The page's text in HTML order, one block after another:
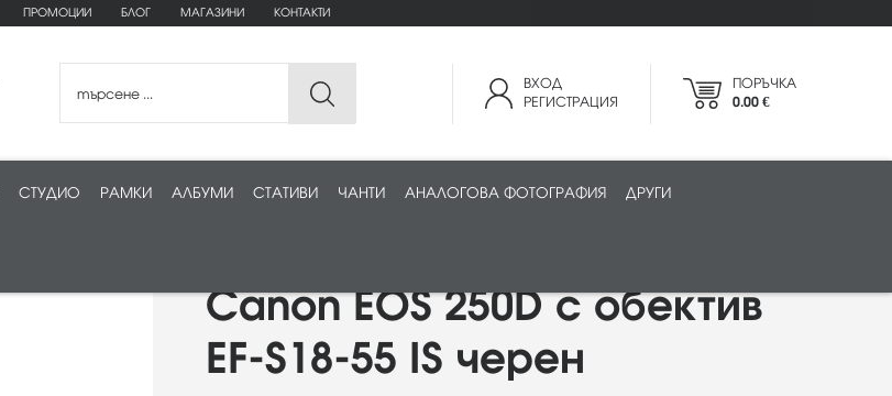
ПРОМОЦИИ БЛОГ МАГАЗИНИ КОНТАКТИ
ВХОД
РЕГИСТРАЦИЯ
ПОРЪЧКА
0.00 €
СТУДИО РАМКИ АЛБУМИ СТАТИВИ ЧАНТИ АНАЛОГОВА ФОТОГРАФИЯ ДРУГИ
Canon EOS 250D с обектив
EF-S18-55 IS черен